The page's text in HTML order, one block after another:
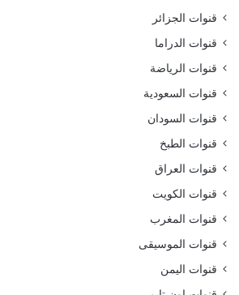
قنوات الجزائر
قنوات الدراما
قنوات الرياضة
قنوات السعودية
قنوات السودان
قنوات الطبخ
قنوات العراق
قنوات الكويت
قنوات المغرب
قنوات الموسيقى
قنوات اليمن